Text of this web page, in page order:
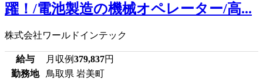
躍！/電池製造の機械オペレーター/高...
株式会社ワールドインテック
給与 月収例379,837円
勤務地
鳥取県 岩美町